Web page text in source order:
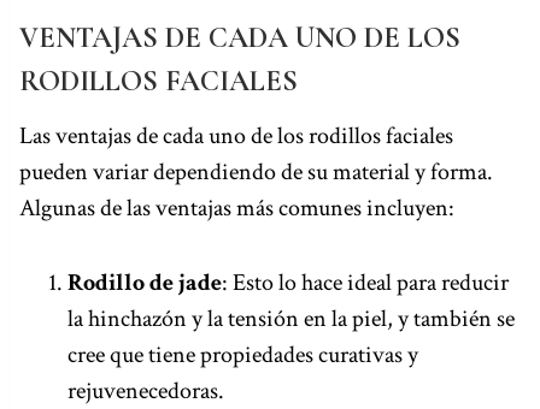
VENTAJAS DE CADA UNO DE LOS
RODILLOS FACIALES
Las ventajas de cada uno de los rodillos faciales
pueden variar dependiendo de su material y forma.
Algunas de las ventajas más comunes incluyen:
Rodillo de jade: Esto lo hace ideal para reducir
la hinchazón y la tensión en la piel, y también se
cree que tiene propiedades curativas y
rejuvenecedoras.